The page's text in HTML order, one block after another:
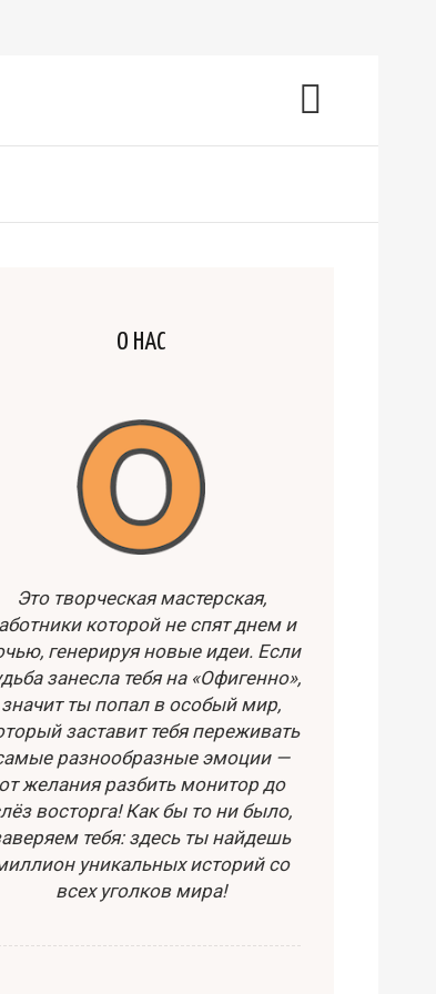
О НАС
Это творческая мастерская,
которой не спят днем и
генерируя новые идеи. Если
занесла тебя на «Офигенно»,
значит ты попал в особый мир,
заставит тебя переживать
разнообразные эмоции —
от желания разбить монитор до
восторга! Как бы то ни было,
тебя: здесь ты найдешь
уникальных историй со
всех уголков мира!